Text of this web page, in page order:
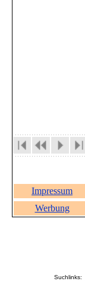
Impressum
Werbung
Suchlinks: